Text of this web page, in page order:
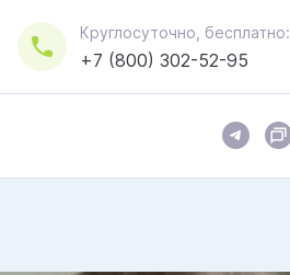
Круглосуточно, бесплатно:
+7 (800) 302-52-95